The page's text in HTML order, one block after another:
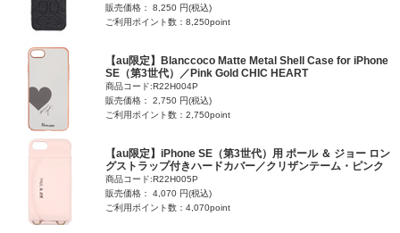
販売価格： 8,250 円(税込)
ご利用ポイント数：8,250point
【au限定】Blanccoco Matte Metal Shell Case for iPhone
SE（第3世代）／Pink Gold CHIC HEART
商品コード:R22H004P
販売価格： 2,750 円(税込)
ご利用ポイント数：2,750point
【au限定】iPhone SE（第3世代）用 ポール ＆ ジョー ロン
グストラップ付きハードカバー／クリザンテーム・ピンク
商品コード:R22H005P
販売価格： 4,070 円(税込)
ご利用ポイント数：4,070point